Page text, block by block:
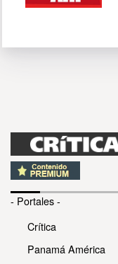
- Portales -
Crítica
Panamá América